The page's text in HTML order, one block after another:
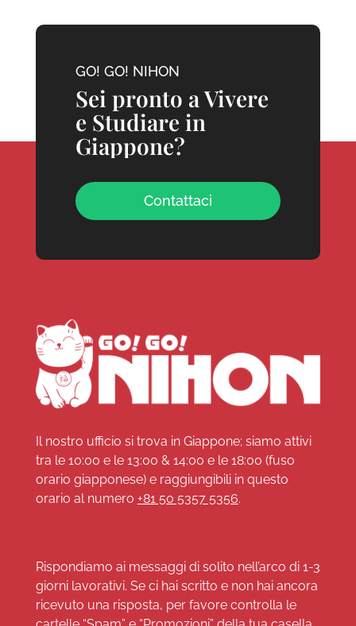
GO! GO! NIHON
Sei pronto a Vivere
e Studiare in
Giappone?
Contattaci
Il nostro ufficio si trova in Giappone; siamo attivi
tra le 10:00 e le 13:00 & 14:00 e le 18:00 (fuso
orario giapponese) e raggiungibili in questo
orario al numero +81 50 5357 5356.
Rispondiamo ai messaggi di solito nell’arco di 1-3
giorni lavorativi. Se ci hai scritto e non hai ancora
ricevuto una risposta, per favore controlla le